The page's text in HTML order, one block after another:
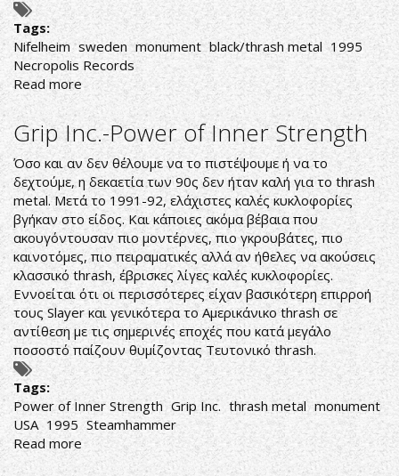
Tags:
Nifelheim sweden monument black/thrash metal 1995
Necropolis Records
Read moreabout
Nifelheim-
Nifelheim
Grip Inc.-Power of Inner Strength
Όσο και αν δεν θέλουμε να το πιστέψουμε ή να το
δεχτούμε, η δεκαετία των 90ς δεν ήταν καλή για το thrash
metal. Μετά το 1991-92, ελάχιστες καλές κυκλοφορίες
βγήκαν στο είδος. Και κάποιες ακόμα βέβαια που
ακουγόντουσαν πιο μοντέρνες, πιο γκρουβάτες, πιο
καινοτόμες, πιο πειραματικές αλλά αν ήθελες να ακούσεις
κλασσικό thrash, έβρισκες λίγες καλές κυκλοφορίες.
Εννοείται ότι οι περισσότερες είχαν βασικότερη επιρροή
τους Slayer και γενικότερα το Αμερικάνικο thrash σε
αντίθεση με τις σημερινές εποχές που κατά μεγάλο
ποσοστό παίζουν θυμίζοντας Τευτονικό thrash.
Tags:
Power of Inner Strength Grip Inc. thrash metal monument
USA 1995 Steamhammer
Read moreabout
Grip